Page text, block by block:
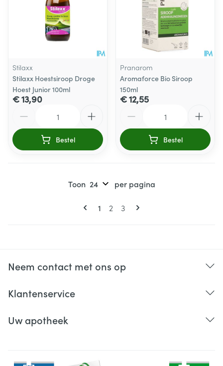
Stilaxx
Stilaxx Hoestsiroop Droge
Hoest Junior 100ml
€ 13,90
Bestel
Pranarom
Aromaforce Bio Siroop
150ml
€ 12,55
Bestel
Pagina's
U lees momenteel pagina
1 Pagina
2 Pagina
3
Toon per pagina
Neem contact met ons op
Klantenservice
Uw apotheek